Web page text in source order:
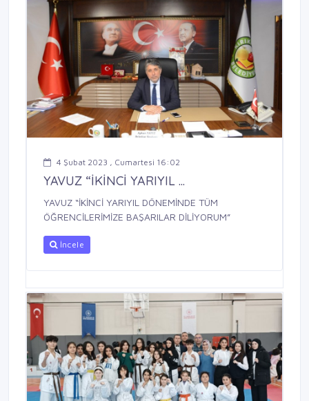
4 Şubat 2023 , Cumartesi 16:02
YAVUZ “İKİNCİ YARIYIL ...
YAVUZ “İKİNCİ YARIYIL DÖNEMİNDE TÜM
ÖĞRENCİLERİMİZE BAŞARILAR DİLİYORUM”
İncele